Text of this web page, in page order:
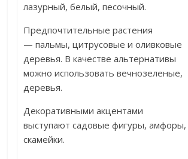
лазурный, белый, песочный.
Предпочтительные растения
— пальмы, цитрусовые и оливковые
деревья. В качестве альтернативы
можно использовать вечнозеленые,
деревья.
Декоративными акцентами
выступают садовые фигуры, амфоры,
скамейки.